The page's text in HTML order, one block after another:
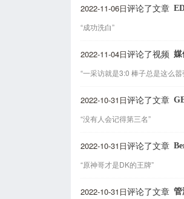
2022-11-06日评论了文章
“成功洗白”
2022-11-04日评论了视频 媒
“一采访就是3:0 棒子总是这么嚣
2022-10-31日评论了文章
“没有人会记得第三名”
2022-10-31日评论了文章
“原神哥才是DK的王牌”
2022-10-31日评论了文章 管